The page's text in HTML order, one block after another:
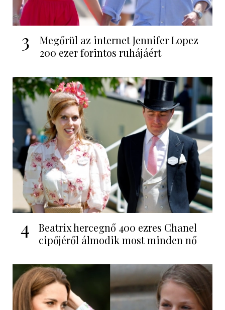
3
Megőrül az internet Jennifer Lopez
200 ezer forintos ruhájáért
4
Beatrix hercegnő 400 ezres Chanel
cipőjéről álmodik most minden nő